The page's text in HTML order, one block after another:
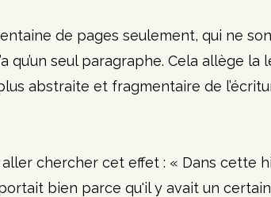
de pages seulement, qui ne
qu’un seul paragraphe. Cela allège la
abstraite et fragmentaire de
aller chercher cet effet : « Dans cette
bien parce qu'il y avait un